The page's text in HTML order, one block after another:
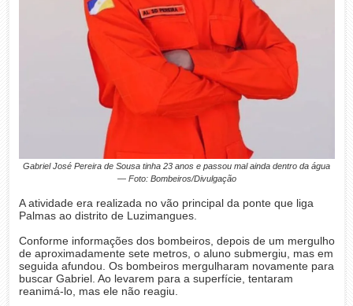
Gabriel José Pereira de Sousa tinha 23 anos e passou mal ainda dentro da água
— Foto: Bombeiros/Divulgação
A atividade era realizada no vão principal da ponte que liga
Palmas ao distrito de Luzimangues.
Conforme informações dos bombeiros, depois de um mergulho
de aproximadamente sete metros, o aluno submergiu, mas em
seguida afundou. Os bombeiros mergulharam novamente para
buscar Gabriel. Ao levarem para a superfície, tentaram
reanimá-lo, mas ele não reagiu.